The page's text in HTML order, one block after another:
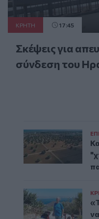
ΚΡΗΤΗ 17:45
Σκέψεις για
σύνδεση του